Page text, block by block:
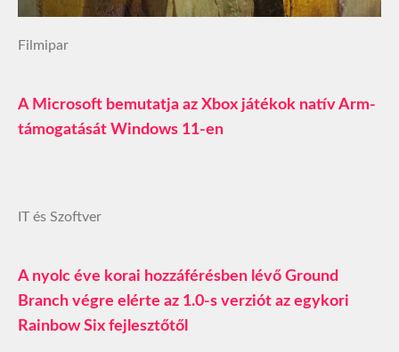
Filmipar
A Microsoft bemutatja az Xbox játékok natív Arm-
támogatását Windows 11-en
IT és Szoftver
A nyolc éve korai hozzáférésben lévő Ground
Branch végre elérte az 1.0-s verziót az egykori
Rainbow Six fejlesztőtől